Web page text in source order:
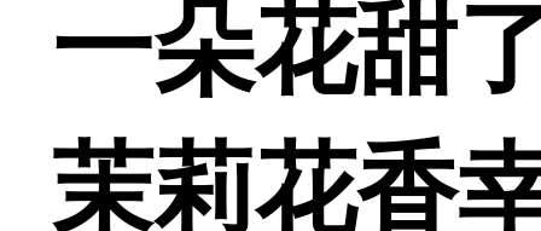
一朵花甜
茉莉花香